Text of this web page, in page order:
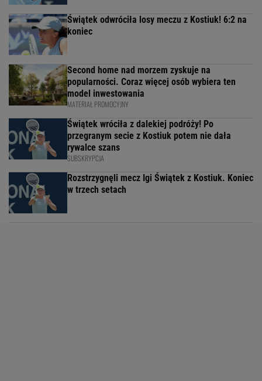
Świątek odwróciła losy meczu z Kostiuk! 6:2 na
koniec
Second home nad morzem zyskuje na
popularności. Coraz więcej osób wybiera ten
model inwestowania
MATERIAŁ PROMOCYJNY
Świątek wróciła z dalekiej podróży! Po
przegranym secie z Kostiuk potem nie dała
rywalce szans
SUBSKRYPCJA
Rozstrzygnęli mecz Igi Świątek z Kostiuk. Koniec
w trzech setach